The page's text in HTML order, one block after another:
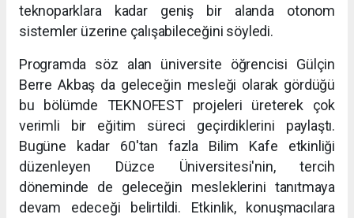
teknoparklara kadar geniş bir alanda otonom
sistemler üzerine çalışabileceğini söyledi.
Programda söz alan üniversite öğrencisi Gülçin
Berre Akbaş da geleceğin mesleği olarak gördüğü
bu bölümde TEKNOFEST projeleri üreterek çok
verimli bir eğitim süreci geçirdiklerini paylaştı.
Bugüne kadar 60'tan fazla Bilim Kafe etkinliği
düzenleyen Düzce Üniversitesi'nin, tercih
döneminde de geleceğin mesleklerini tanıtmaya
devam edeceği belirtildi. Etkinlik, konuşmacılara